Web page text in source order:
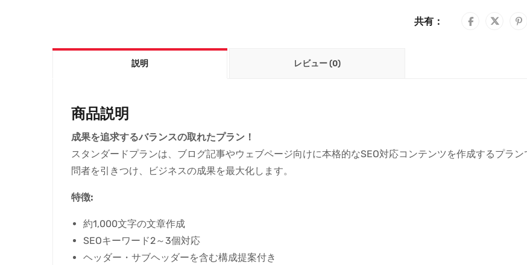
共有：
説明 レビュー (0)
商品説明
成果を追求するバランスの取れたプラン！
スタンダードプランは、ブログ記事やウェブページ向けに本格的なSEO対応コンテンツを作成するプラ
問者を引きつけ、ビジネスの成果を最大化します。
特徴:
約1,000文字の文章作成
SEOキーワード2～3個対応
ヘッダー・サブヘッダーを含む構成提案付き